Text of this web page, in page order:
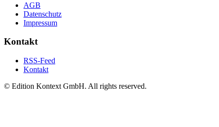
AGB
Datenschutz
Impressum
Kontakt
RSS-Feed
Kontakt
© Edition Kontext GmbH. All rights reserved.